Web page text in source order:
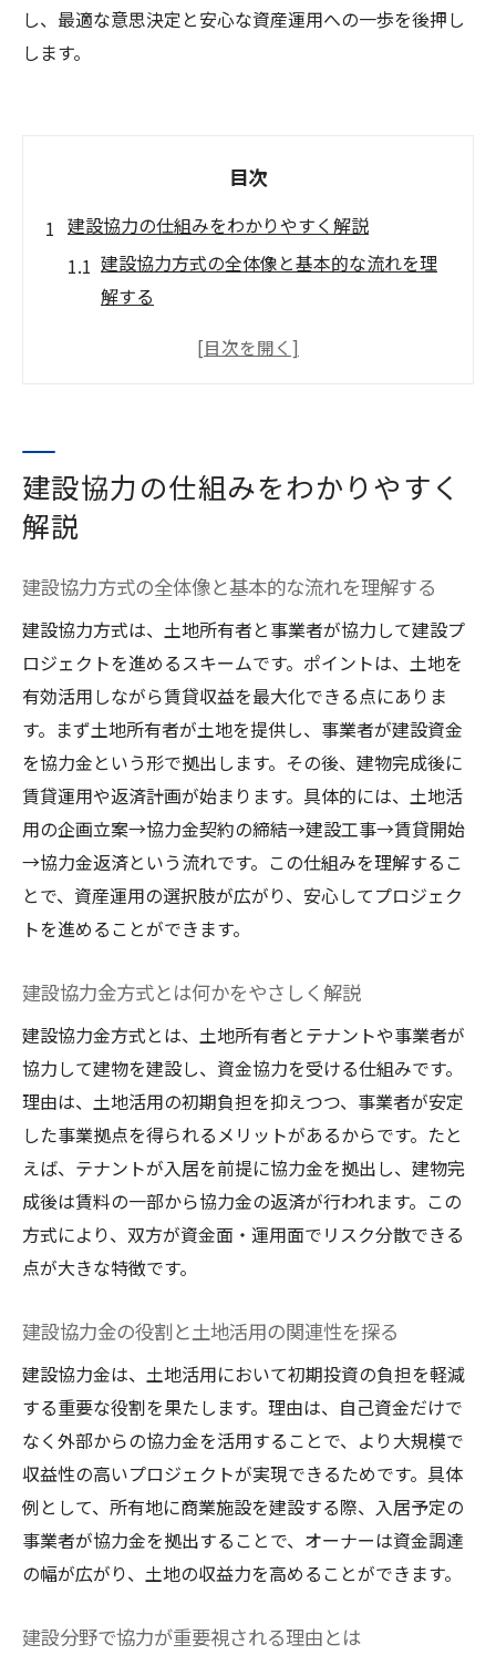
し、最適な意思決定と安心な資産運用への一歩を後押し
します。
目次
建設協力の仕組みをわかりやすく解説
建設協力方式の全体像と基本的な流れを理
解する
建設協力金方式とは何かをやさしく解説
建設協力金が生まれた背景と実務上の意義
建設協力金の返済期間と返還時期の考え方
返済計画に影響する建設協力方式の特徴
建設協力金は何年で返るのか実務例を紹介
返済期間ごとの建設協力金のメリットと課
題
建設協力金返済期間における注意点を押さ
える
返済期間から見る土地活用のポイントを整
会計処理における建設協力金の注意点
建設協力金 勘定科目の選定と処理手続き
建設協力金の会計処理に伴うリスク管理
償却方法と建設協力金の実務運用ポイント
会計処理における建設協力方式の特徴とは
建設協力金の仕訳事例から学ぶ注意事項
土地活用を考えるなら建設協力方式も視野に
建設協力方式が土地活用で注目される理由
土地活用と建設協力金方式の組み合わせ事
建設協力方式がもたらす資産運用の可能性
建設協力方式を選択する際のポイントとは
建設協力金方式と他の土地活用法の比較
土地活用に活きる建設協力方式の特徴解説
建設協力金のメリットとデメリット比較
建設協力金方式のメリットを徹底分析
建設協力金におけるデメリットも知ってお
く
建設協力金方式の長所と短所を比較する
建設協力の仕組みをわかりやすく
解説
建設協力方式の全体像と基本的な流れを理解する
建設協力方式は、土地所有者と事業者が協力して建設プ
ロジェクトを進めるスキームです。ポイントは、土地を
有効活用しながら賃貸収益を最大化できる点にありま
す。まず土地所有者が土地を提供し、事業者が建設資金
を協力金という形で拠出します。その後、建物完成後に
賃貸運用や返済計画が始まります。具体的には、土地活
用の企画立案→協力金契約の締結→建設工事→賃貸開始
→協力金返済という流れです。この仕組みを理解するこ
とで、資産運用の選択肢が広がり、安心してプロジェク
トを進めることができます。
建設協力金方式とは何かをやさしく解説
建設協力金方式とは、土地所有者とテナントや事業者が
協力して建物を建設し、資金協力を受ける仕組みです。
理由は、土地活用の初期負担を抑えつつ、事業者が安定
した事業拠点を得られるメリットがあるからです。たと
えば、テナントが入居を前提に協力金を拠出し、建物完
成後は賃料の一部から協力金の返済が行われます。この
方式により、双方が資金面・運用面でリスク分散できる
点が大きな特徴です。
建設協力金の役割と土地活用の関連性を探る
建設協力金は、土地活用において初期投資の負担を軽減
する重要な役割を果たします。理由は、自己資金だけで
なく外部からの協力金を活用することで、より大規模で
収益性の高いプロジェクトが実現できるためです。具体
例として、所有地に商業施設を建設する際、入居予定の
事業者が協力金を拠出することで、オーナーは資金調達
の幅が広がり、土地の収益力を高めることができます。
建設分野で協力が重要視される理由とは